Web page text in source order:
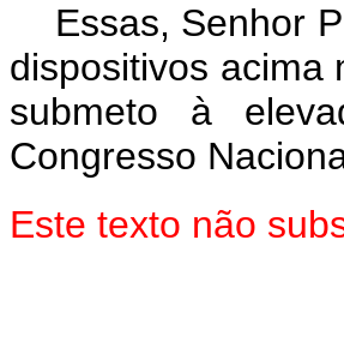
Essas, Senhor
dispositivos acima
submeto à
Congresso
Este texto não